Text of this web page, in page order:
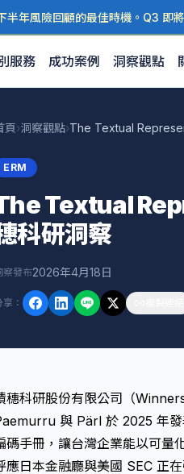
半年風險回顧的最佳時機。Q3 即
服務 成功案例 洞察觀點
頁›洞察觀點›
ERM
Textual
科研洞察
察發布2026年4月18日
享 ：
穗科研股份有限公司（
與 Pärl 於 2025 年發
碼手冊，讓台灣企業能以可量
應日本金融廳與美國 SEC 正